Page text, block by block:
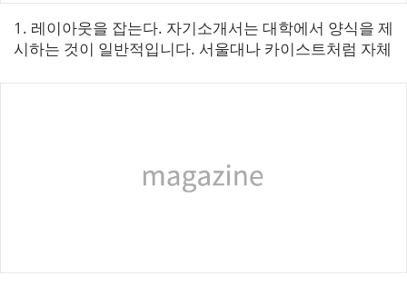
1. 레이아웃을 잡는다. 자기소개서는 대학에서 양식을 제
시하는 것이 일반적입니다. 서울대나 카이스트처럼 자체
대처럼 공통 양식을 사용하기도...